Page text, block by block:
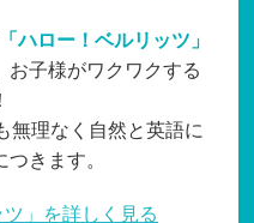
「ハロー！ベルリッツ」
お子様がワクワクする
無理なく自然と英語に
きます。
」を詳しく見る